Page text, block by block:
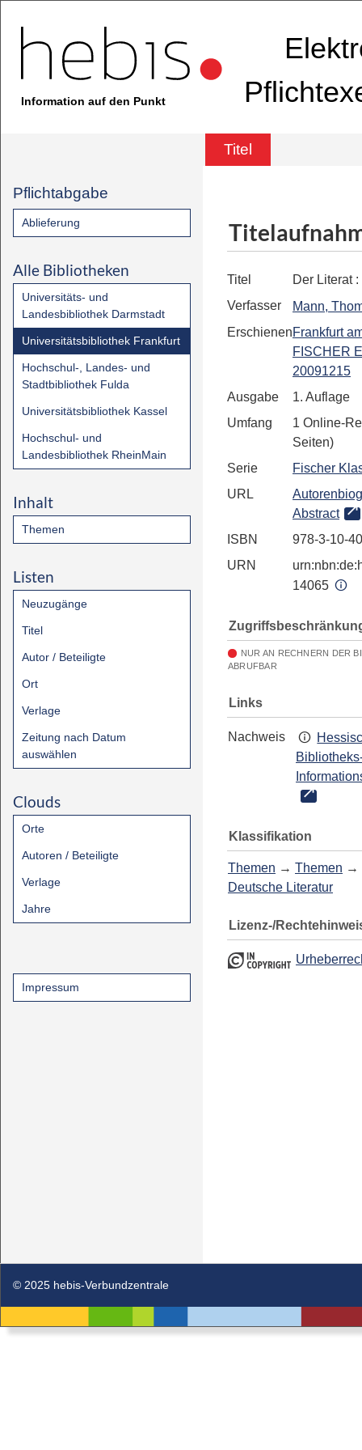
Information auf den Punkt
Titel
Pflichtabgabe
Ablieferung
Alle Bibliotheken
Universitäts- und
Landesbibliothek Darmstadt
Universitätsbibliothek Frankfurt
Hochschul-, Landes- und
Stadtbibliothek Fulda
Universitätsbibliothek Kassel
Hochschul- und
Landesbibliothek RheinMain
Inhalt
Themen
Listen
Neuzugänge
Titel
Autor / Beteiligte
Ort
Verlage
Zeitung nach Datum
auswählen
Clouds
Orte
Autoren / Beteiligte
Verlage
Jahre
Impressum
Titel Der Literat:
Verfasser
Mann,
ErschienenFrankfurt
FISCHER
20091215
Ausgabe
1. Auflage
Umfang
1 Online-
Seiten)
Serie
Fischer
URL
Abstract
ISBN
978-3-10-
URN
14065
NUR AN RECHNERN DER
ABRUFBAR
Links
Nachweis
Klassifikation
Themen → Themen →
Deutsche Literatur
Lizenz-/
© 2025 hebis-Verbundzentrale